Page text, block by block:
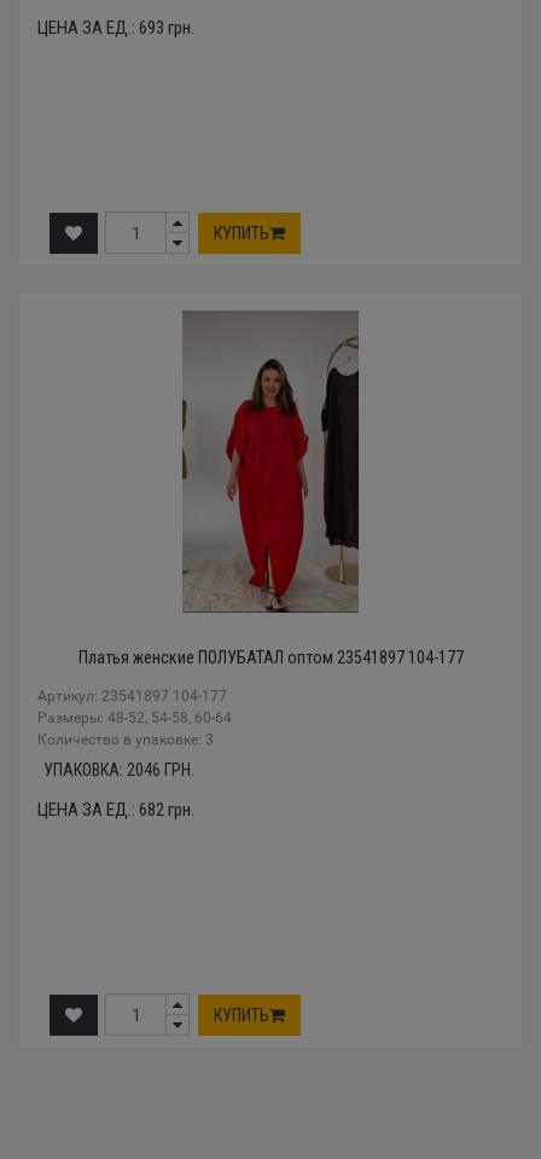
ЦЕНА ЗА ЕД.: 693 грн.
КУПИТЬ
Платья женские ПОЛУБАТАЛ оптом 23541897 104-177
Артикул: 23541897 104-177
Размеры: 48-52, 54-58, 60-64
Количество в упаковке: 3
УПАКОВКА: 2046 ГРН.
ЦЕНА ЗА ЕД.: 682грн.
КУПИТЬ